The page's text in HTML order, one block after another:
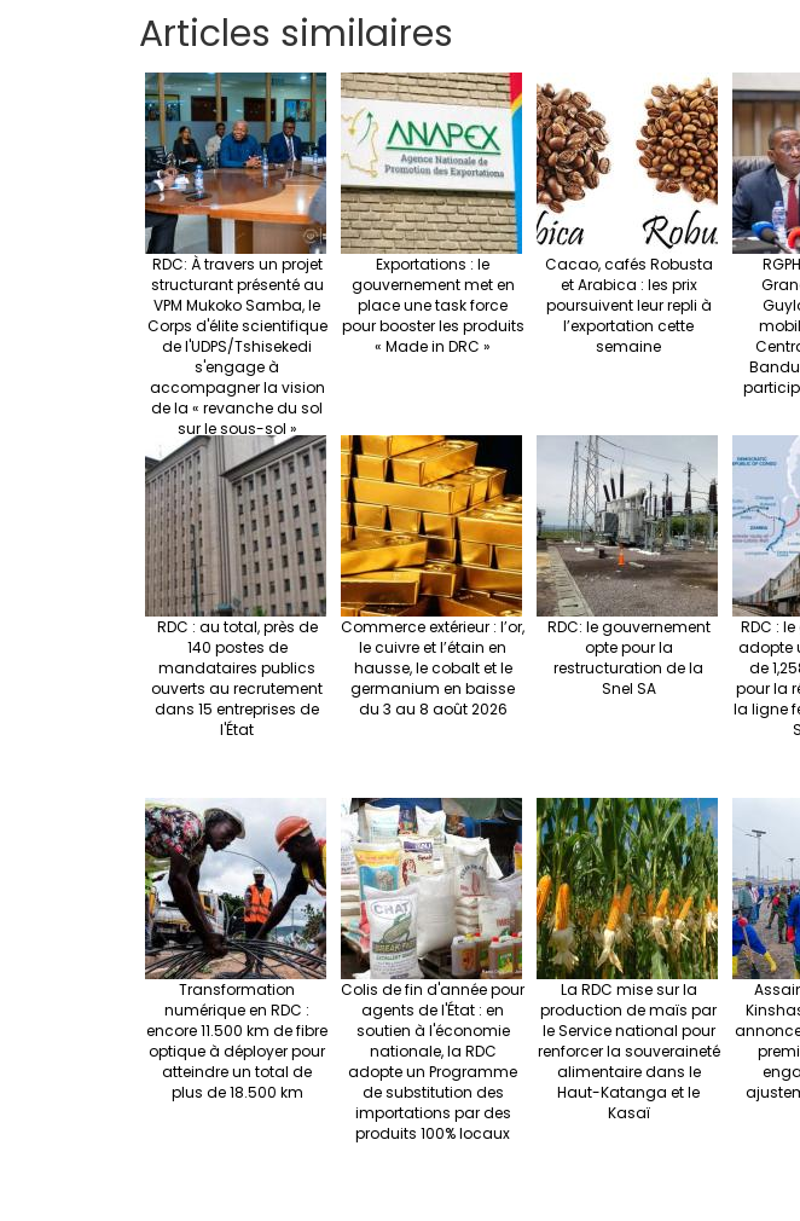
ar
e o
o
k
er ra
m
dI
n
pc
h
at
sA
p
p
Articles similaires
RDC: À travers un projet
structurant présenté au
VPM Mukoko Samba, le
Corps d'élite scientifique
de l'UDPS/Tshisekedi
s'engage à
accompagner la vision
de la « revanche du sol
sur le sous-sol »
Exportations : le
gouvernement met en
place une task force
pour booster les produits
« Made in DRC »
Cacao, cafés Robusta
et Arabica : les prix
poursuivent leur repli à
l’exportation cette
semaine
RDC : au total, près de
140 postes de
mandataires publics
ouverts au recrutement
dans 15 entreprises de
l'État
Commerce extérieur : l’or,
le cuivre et l’étain en
hausse, le cobalt et le
germanium en baisse
du 3 au 8 août 2026
RDC: le gouvernement
opte pour la
restructuration de la
Snel SA
RDC :
adopte
de
pour la
la ligne
Transformation
numérique en RDC :
encore 11.500 km de fibre
optique à déployer pour
atteindre un total de
plus de 18.500 km
Colis de fin d'année pour
agents de l'État : en
soutien à l'économie
nationale, la RDC
adopte un Programme
de substitution des
importations par des
produits 100% locaux
La RDC mise sur la
production de maïs par
le Service national pour
renforcer la souveraineté
alimentaire dans le
Haut-Katanga et le
Kasaï